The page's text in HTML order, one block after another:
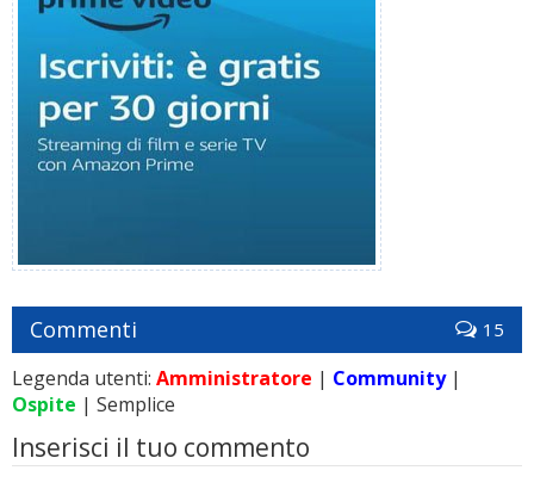
Commenti 15
Legenda utenti: Amministratore | Community|
Ospite | Semplice
Inserisci il tuo commento